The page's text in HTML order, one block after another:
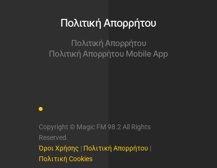
Πολιτική Απορρήτου
Πολιτική Απορρήτου
Πολιτική Απορρήτου Mobile App
Copyright © Magic FM 98.2 All Rights
Reserved.
Όροι Χρήσης | Πολιτική Απορρήτου |
Πολιτική Cookies